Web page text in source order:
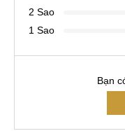
2 Sao
1 Sao
Bạn